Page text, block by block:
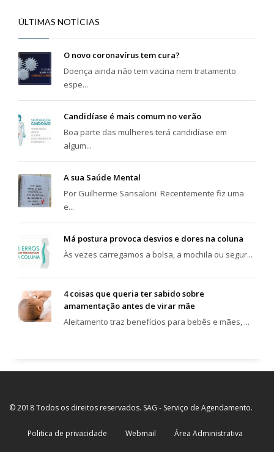
ÚLTIMAS NOTÍCIAS
O novo coronavírus tem cura?
Doença ainda não tem vacina nem tratamento
espe...
Candidíase é mais comum no verão
Boa parte das mulheres terá candidíase em
algum...
A sua Saúde Mental
Por Guilherme Sansaloni Recentemente fiz uma
e...
Má postura provoca desvios e dores na coluna
Às vezes carregamos a bolsa, a mochila ou segur...
4 coisas que queria ter sabido sobre
amamentação antes de virar mãe
Aleitamento traz benefícios para bebês e mães, ...
© 2018 Todos os direitos reservados. SAG - Serviço de Agendamento.
Politica de privacidade Webmail Área Administrativa